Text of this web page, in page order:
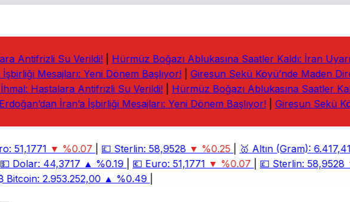
Antifrizli Su Verildi! | Hürmüz Boğazı Ablukasına Saatler Kaldı: İran
Mesajları: Yeni Dönem Başlıyor! |
Giresun Sekü Köyü’nde Maden
Hastalara Antifrizli Su Verildi! | Hürmüz Boğazı Ablukasına Saatler
İran’a İşbirliği Mesajları: Yeni Dönem Başlıyor! |
Giresun Sekü
51,1771 ▼ %0.07 | 💷 Sterlin: 58,9528 ▼ %0.25 | 🥇 Altın (Gram): 6.417,41
💵 Dolar: 44,3717 ▲ %0.19 | 💶 Euro: 51,1771 ▼ %0.07 | 💷 Sterlin: 58,9528
Bitcoin: 2.953.252,00 ▲ %0.49 |